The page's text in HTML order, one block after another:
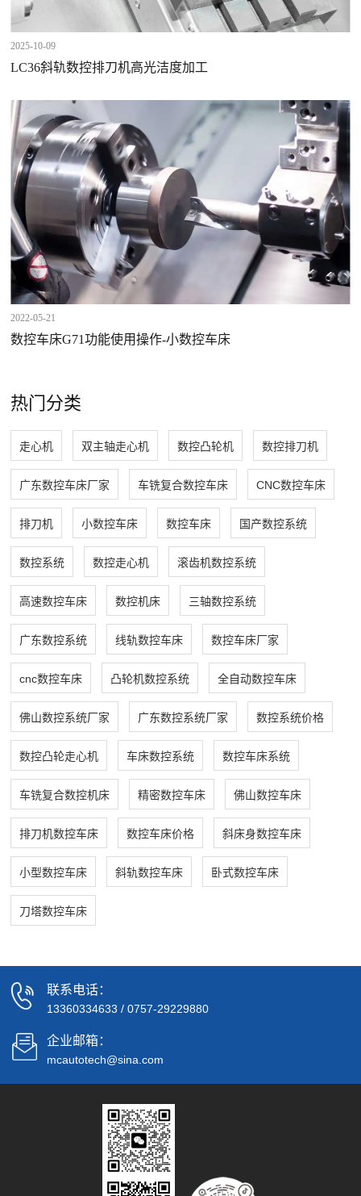
2025-10-09
LC36斜轨数控排刀机高光洁度加工
2022-05-21
数控车床G71功能使用操作-小数控车床
热门分类
走心机 双主轴走心机 数控凸轮机 数控排刀机
广东数控车床厂家 车铣复合数控车床 CNC数控车床
排刀机 小数控车床 数控车床 国产数控系统
数控系统 数控走心机 滚齿机数控系统
高速数控车床 数控机床 三轴数控系统
广东数控系统 线轨数控车床 数控车床厂家
cnc数控车床 凸轮机数控系统 全自动数控车床
佛山数控系统厂家 广东数控系统厂家 数控系统价格
数控凸轮走心机 车床数控系统 数控车床系统
车铣复合数控机床 精密数控车床 佛山数控车床
排刀机数控车床 数控车床价格 斜床身数控车床
小型数控车床 斜轨数控车床 卧式数控车床
刀塔数控车床
联系电话：
13360334633/ 0757-29229880
企业邮箱：
mcautotech@sina.com